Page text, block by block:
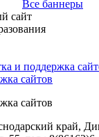
Все баннеры
сайт
сайтов
сайтов
край,